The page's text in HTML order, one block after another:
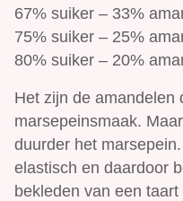
67% suiker – 33%
75% suiker – 25%
80% suiker – 20%
Het zijn de amandelen
marsepeinsmaak.
duurder het
elastisch en daardoor
bekleden van een